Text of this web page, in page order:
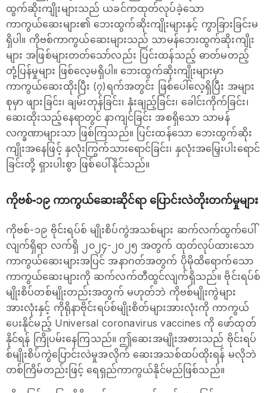
ထွက်ဆိုးကျိုးများသည် ယခင်ကထုတ်လုပ်ခဲ့သော
ကာကွယ်ဆေးများ၏ ဘေးထွက်ဆိုးကျိုးများနှင့် ကွာခြားခြင်းမ
ရှိပါ။ ကိုဗစ်ကာကွယ်ဆေးများသည် သာမန်ဘေးထွက်ဆိုးကျိုး
များ အဖြစ်များတတ်သော်လည်း ပြင်းထန်သည့် ဓာတ်မတည့်
တုံ့ပြန်မှုများ ဖြစ်လေ့မရှိပါ။ ဘေးထွက်ဆိုးကျိုးများမှာ
ကာကွယ်ဆေးထိုးပြီး (၇)ရက်အတွင်း ဖြစ်ပေါ်လေ့ရှိပြီး အများ
စုမှာ ဖျားခြင်း၊ ချမ်းတုန်ခြင်း၊ နုံးချည့်ခြင်း၊ ခေါင်းကိုက်ခြင်း၊
ဆေးထိုးသည့်နေရာတွင် နာကျင်ခြင်း အစရှိသော သာမန်
လက္ခဏာများသာ ဖြစ်ကြသည်။ ပြင်းထန်သော ဘေးထွက်ဆိုး
ကျိုးအနေဖြင့် နှလုံးကြွက်သားရောင်ခြင်း၊ နှလုံးအမြှေးပါးရောင်
ခြင်းတို့ ရှားပါးစွာ ဖြစ်ပေါ်နိုင်သည်။
ကိုဗစ်-၁၉ ကာကွယ်ဆေးဆိုင်ရာ ပြောင်းလဲတိုးတက်မှုများ
ကိုဗစ်-၁၉ ဗိုင်းရပ်စ် မျိုးစိပ်ကွဲအသစ်များ ဆက်လက်ထွက်ပေါ်
လျက်ရှိရာ လက်ရှိ ၂၀၂၄-၂၀၂၅ အတွက် ထုတ်လုပ်ထားသော
ကာကွယ်ဆေးများအပြင် အနာဂတ်အတွက် ပိုမိုထိရောက်သော
ကာကွယ်ဆေးများကို ဆက်လက်တီထွင်လျက်ရှိသည်။ ဗိုင်းရပ်စ်
မျိုးစိပ်တစ်မျိုးတည်းအတွက် မဟုတ်ဘဲ ကိုဗစ်မျိုးကွဲများ
အားလုံးနှင့် ကိုရိုနာဗိုင်းရပ်စ်မျိုးစိတ်များအားလုံးကို ကာကွယ်
ပေးနိုင်မည့် Universal coronavirus vaccines ကို ဖော်ထုတ်
နိုင်ရန် ကြိုပမ်းနေကြသည်။ ဤဆေးအမျိုးအစားသည် ဗိုင်းရပ်
စ်မျိုးစိပ်ကွဲပြောင်းလဲမှုအလိုက် ဆေးအသစ်ထပ်ထိုးရန် မလိုဘဲ
တစ်ကြိမ်တည်းဖြင့် ရေရှည်ကာကွယ်နိုင်မည်ဖြစ်သည်။